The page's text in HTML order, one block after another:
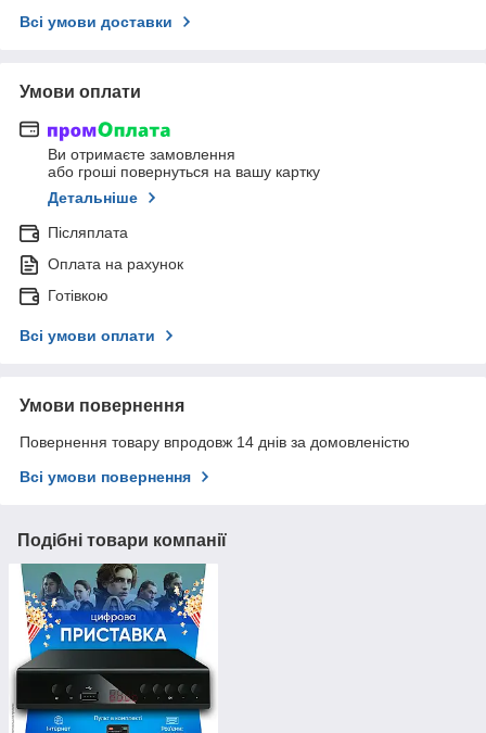
Всі умови доставки
Умови оплати
Ви отримаєте замовлення
або гроші повернуться на вашу картку
Детальніше
Післяплата
Оплата на рахунок
Готівкою
Всі умови оплати
Умови повернення
Повернення товару впродовж 14 днів за домовленістю
Всі умови повернення
Подібні товари компанії